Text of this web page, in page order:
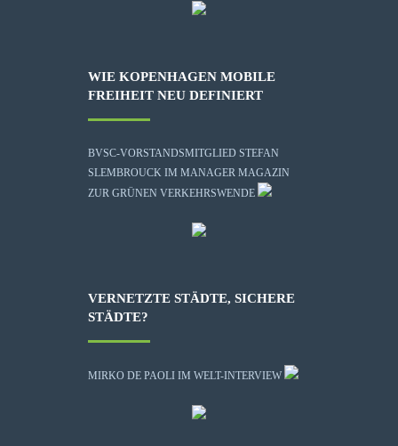
WIE KOPENHAGEN MOBILE
FREIHEIT NEU DEFINIERT
BVSC-VORSTANDSMITGLIED STEFAN
SLEMBROUCK IM MANAGER MAGAZIN
ZUR GRÜNEN VERKEHRSWENDE
VERNETZTE STÄDTE, SICHERE
STÄDTE?
MIRKO DE PAOLI IM WELT-INTERVIEW